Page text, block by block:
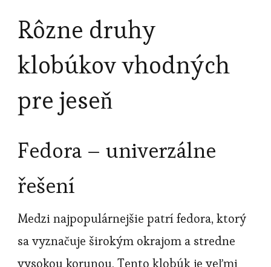
Rôzne druhy
klobúkov vhodných
pre jeseň
Fedora – univerzálne
řešení
Medzi najpopulárnejšie patrí fedora, ktorý
sa vyznačuje širokým okrajom a stredne
vysokou korunou. Tento klobúk je veľmi